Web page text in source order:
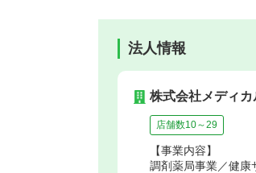
法人情報
株式会社メディカ
店舗数10～29
【事業内容】
調剤薬局事業／健康